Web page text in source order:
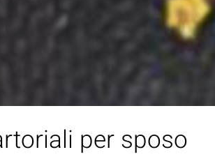
per sposo